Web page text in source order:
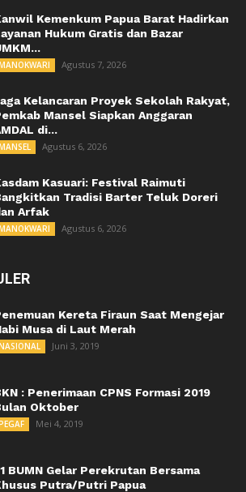
Kemenkum Papua Barat Hadirkan
Hukum Gratis dan Bazar
Agustus 7, 2026
Kelancaran Proyek Sekolah Rakyat,
Mansel Siapkan Anggaran
di...
Agustus 6, 2026
Kasuari: Festival Raimuti
Tradisi Barter Teluk Doreri
Arfak
Agustus 6, 2026
Kereta Firaun Saat Mengejar
Musa di Laut Merah
Juni 3, 2019
: Penerimaan CPNS Formasi 2019
Oktober
Mei 4, 2019
BUMN Gelar Perekrutan Bersama
Putra/Putri Papua